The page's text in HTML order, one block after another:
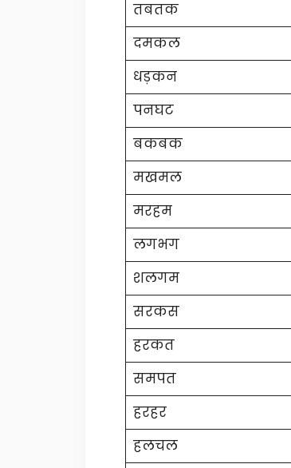
तबतक
दमकल
धड़कन
पनघट
बकबक
मखमल
मरहम
लगभग
शलगम
सरकस
हरकत
समपत
हरहर
हलचल